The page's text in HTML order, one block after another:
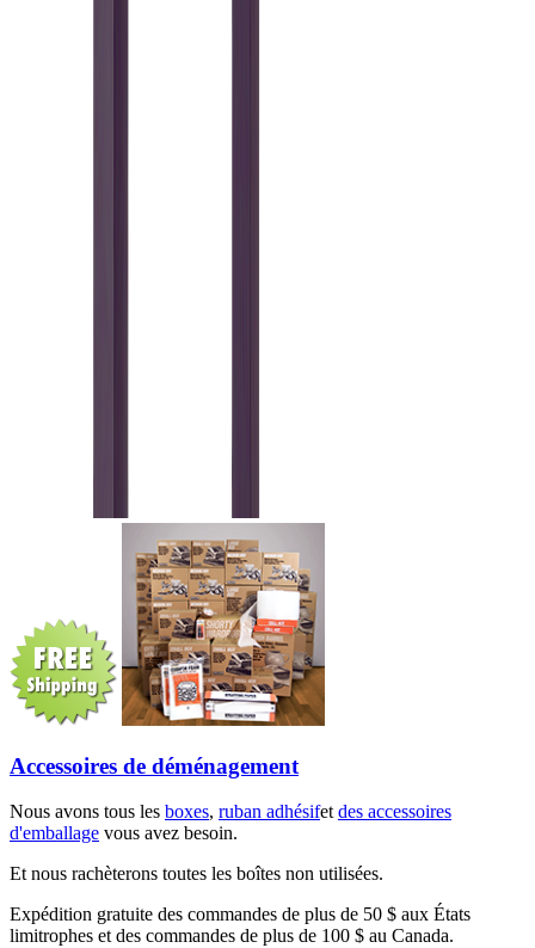
Accessoires de déménagement
Nous avons tous les boxes, ruban adhésifet des accessoires
d'emballage vous avez besoin.
Et nous rachèterons toutes les boîtes non utilisées.
Expédition gratuite des commandes de plus de 50 $ aux États
limitrophes et des commandes de plus de 100 $ au Canada.